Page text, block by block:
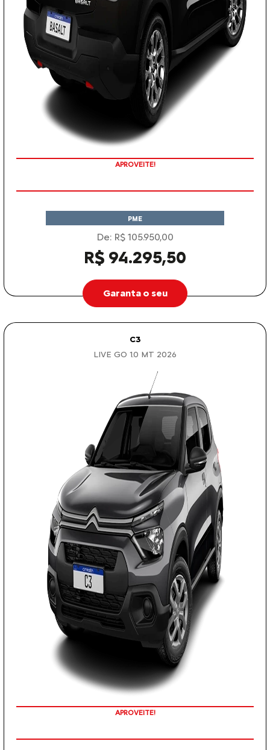
APROVEITE!
PME
De: R$ 105.950,00
R$ 94.295,50
Garanta o seu
C3
LIVE GO 1.0 MT 2026
APROVEITE!